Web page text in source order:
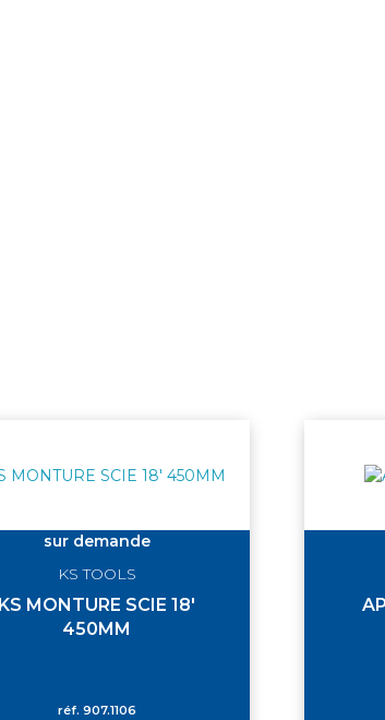
sur demande
KS TOOLS
KS MONTURE SCIE 18'
450MM
réf. 907.1106